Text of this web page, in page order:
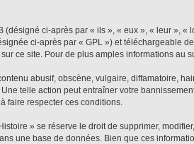
(désigné ci-après par « ils », « eux », « leur »,
ci-après par « GPL ») et téléchargeable
ce site. Pour de plus amples informations au
abusif, obscène, vulgaire, diffamatoire,
telle action peut entraîner votre
faire respecter ces conditions.
» se réserve le droit de supprimer,
une base de données. Bien que ces